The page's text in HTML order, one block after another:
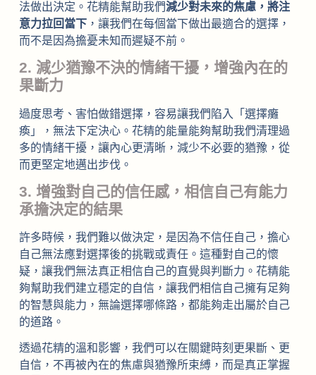
法做出決定。花精能幫助我們減少對未來的焦慮，將注
意力拉回當下，讓我們在每個當下做出最適合的選擇，
而不是因為擔憂未知而遲疑不前。
2. 減少猶豫不決的情緒干擾，增強內在的
果斷力
過度思考、害怕做錯選擇，容易讓我們陷入「選擇癱
瘓」，無法下定決心。花精的能量能夠幫助我們清理過
多的情緒干擾，讓內心更清晰，減少不必要的猶豫，從
而更堅定地邁出步伐。
3. 增強對自己的信任感，相信自己有能力
承擔決定的結果
許多時候，我們難以做決定，是因為不信任自己，擔心
自己無法應對選擇後的挑戰或責任。這種對自己的懷
疑，讓我們無法真正相信自己的直覺與判斷力。花精能
夠幫助我們建立穩定的自信，讓我們相信自己擁有足夠
的智慧與能力，無論選擇哪條路，都能夠走出屬於自己
的道路。
透過花精的溫和影響，我們可以在關鍵時刻更果斷、更
自信，不再被內在的焦慮與猶豫所束縛，而是真正掌握